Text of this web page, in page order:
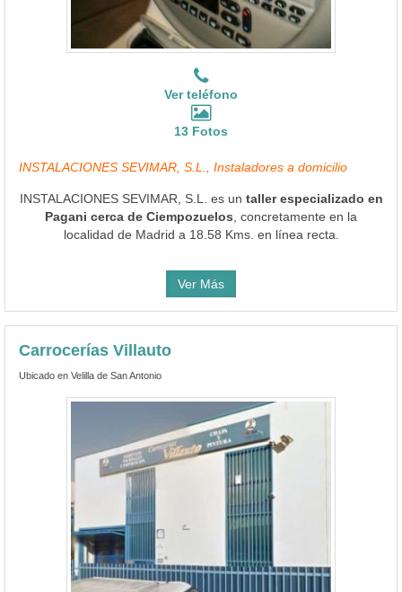
Ver teléfono
13 Fotos
INSTALACIONES SEVIMAR, S.L., Instaladores a domicilio
INSTALACIONES SEVIMAR, S.L. es un taller especializado en
Pagani cerca de Ciempozuelos , concretamente en la
localidad de Madrid a 18.58 Kms. en línea recta.
Ver Más
Carrocerías Villauto
Ubicado en Velilla de San Antonio